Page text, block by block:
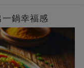
鍋幸福感